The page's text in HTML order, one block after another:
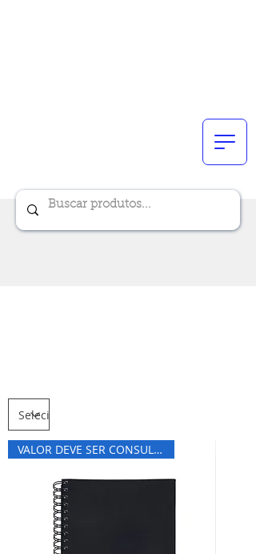
VALOR DEVE SER CONSULTADO